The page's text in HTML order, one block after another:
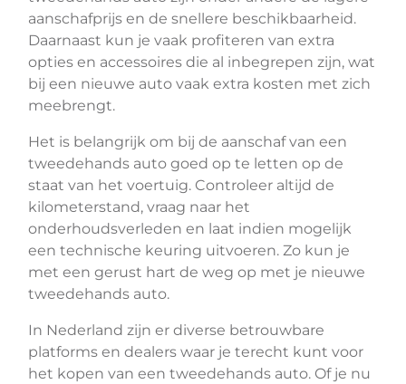
aanschafprijs en de snellere beschikbaarheid.
Daarnaast kun je vaak profiteren van extra
opties en accessoires die al inbegrepen zijn, wat
bij een nieuwe auto vaak extra kosten met zich
meebrengt.
Het is belangrijk om bij de aanschaf van een
tweedehands auto goed op te letten op de
staat van het voertuig. Controleer altijd de
kilometerstand, vraag naar het
onderhoudsverleden en laat indien mogelijk
een technische keuring uitvoeren. Zo kun je
met een gerust hart de weg op met je nieuwe
tweedehands auto.
In Nederland zijn er diverse betrouwbare
platforms en dealers waar je terecht kunt voor
het kopen van een tweedehands auto. Of je nu